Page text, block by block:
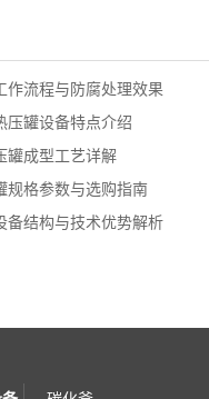
作流程与防腐处理效果
压罐设备特点介绍
罐成型工艺详解
规格参数与选购指南
备结构与技术优势解析